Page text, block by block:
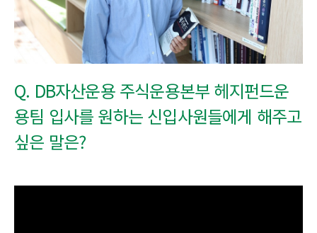
Q. DB자산운용 주식운용본부 헤지펀드운
용팀 입사를 원하는 신입사원들에게 해주고
싶은 말은?